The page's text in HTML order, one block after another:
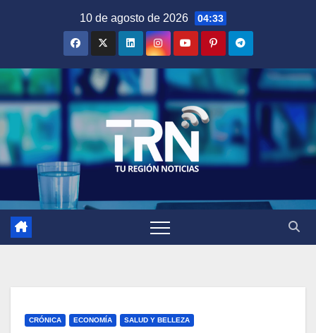
10 de agosto de 2026 04:33
CRÓNICA ECONOMÍA SALUD Y BELLEZA